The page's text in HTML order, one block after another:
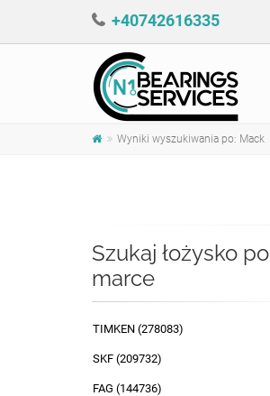
+40742616335
Wyniki wyszukiwania po: Mack
Szukaj łożysko po
marce
TIMKEN (278083)
SKF (209732)
FAG (144736)